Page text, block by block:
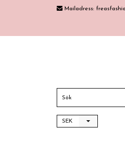
Mailadress:
SEK